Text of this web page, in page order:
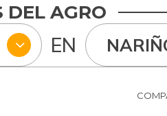
DEL AGRO
EN